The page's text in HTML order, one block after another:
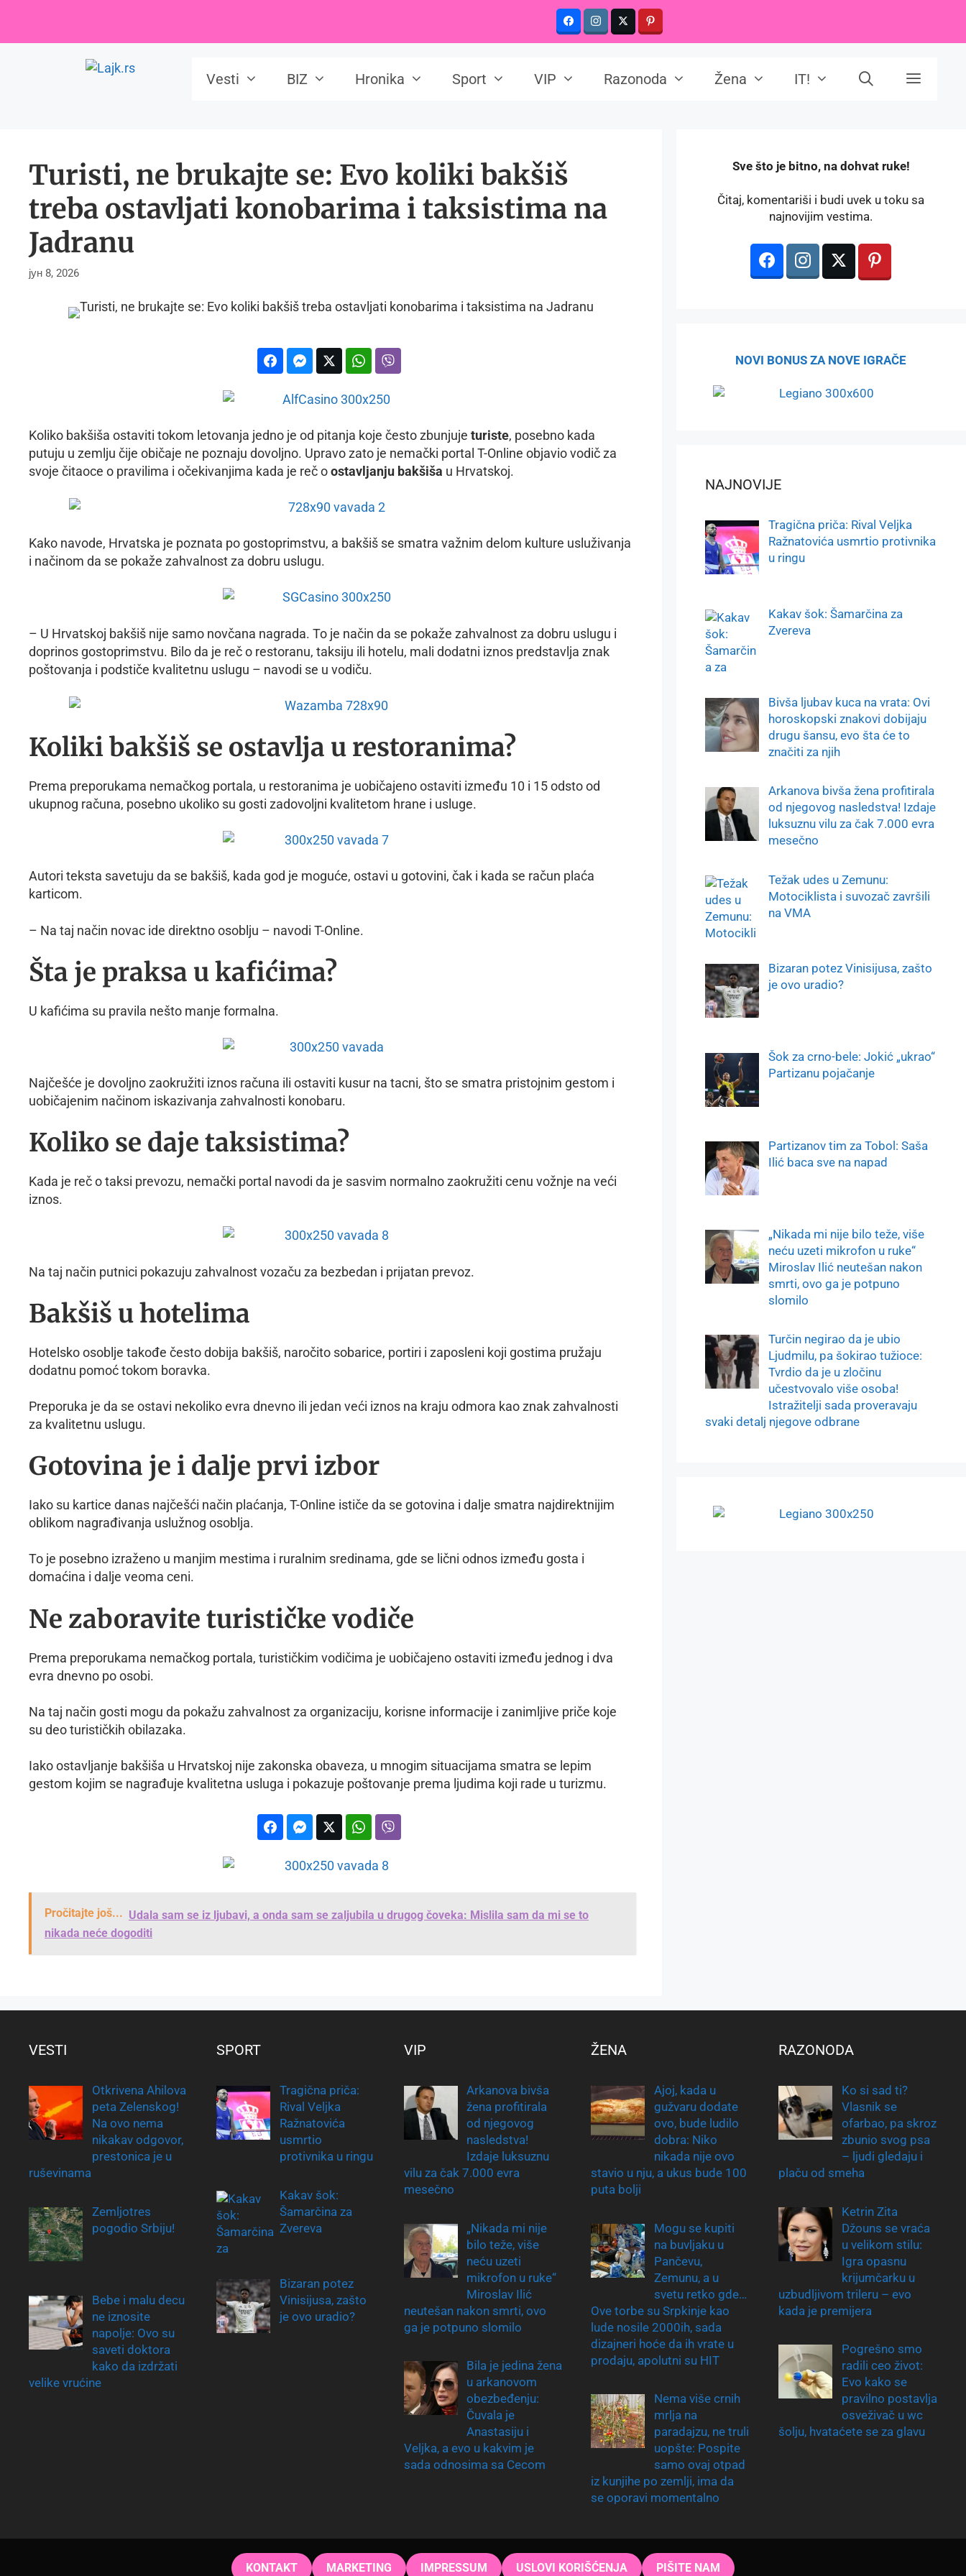
content
Vesti BIZ Hronika Sport VIP Razonoda Žena IT!
Turisti, ne brukajte se: Evo koliki bakšiš
treba ostavljati konobarima i taksistima na
Jadranu
јун 8, 2026
Koliko bakšiša ostaviti tokom letovanja jedno je od pitanja koje često zbunjuje turiste, posebno kada
putuju u zemlju čije običaje ne poznaju dovoljno. Upravo zato je nemački portal T-Online objavio vodič za
svoje čitaoce o pravilima i očekivanjima kada je reč oostavljanju bakšiša u Hrvatskoj.
Kako navode, Hrvatska je poznata po gostoprimstvu, a bakšiš se smatra važnim delom kulture usluživanja
i načinom da se pokaže zahvalnost za dobru uslugu.
– U Hrvatskoj bakšiš nije samo novčana nagrada. To je način da se pokaže zahvalnost za dobru uslugu i
doprinos gostoprimstvu. Bilo da je reč o restoranu, taksiju ili hotelu, mali dodatni iznos predstavlja znak
poštovanja i podstiče kvalitetnu uslugu – navodi se u vodiču.
Koliki bakšiš se ostavlja u restoranima?
Prema preporukama nemačkog portala, u restoranima je uobičajeno ostaviti između 10 i 15 odsto od
ukupnog računa, posebno ukoliko su gosti zadovoljni kvalitetom hrane i usluge.
Autori teksta savetuju da se bakšiš, kada god je moguće, ostavi u gotovini, čak i kada se račun plaća
karticom.
– Na taj način novac ide direktno osoblju – navodi T-Online.
Šta je praksa u kafićima?
U kafićima su pravila nešto manje formalna.
Najčešće je dovoljno zaokružiti iznos računa ili ostaviti kusur na tacni, što se smatra pristojnim gestom i
uobičajenim načinom iskazivanja zahvalnosti konobaru.
Koliko se daje taksistima?
Kada je reč o taksi prevozu, nemački portal navodi da je sasvim normalno zaokružiti cenu vožnje na veći
iznos.
Na taj način putnici pokazuju zahvalnost vozaču za bezbedan i prijatan prevoz.
Bakšiš u hotelima
Hotelsko osoblje takođe često dobija bakšiš, naročito sobarice, portiri i zaposleni koji gostima pružaju
dodatnu pomoć tokom boravka.
Preporuka je da se ostavi nekoliko evra dnevno ili jedan veći iznos na kraju odmora kao znak zahvalnosti
za kvalitetnu uslugu.
Gotovina je i dalje prvi izbor
Iako su kartice danas najčešći način plaćanja, T-Online ističe da se gotovina i dalje smatra najdirektnijim
oblikom nagrađivanja uslužnog osoblja.
To je posebno izraženo u manjim mestima i ruralnim sredinama, gde se lični odnos između gosta i
domaćina i dalje veoma ceni.
Ne zaboravite turističke vodiče
Prema preporukama nemačkog portala, turističkim vodičima je uobičajeno ostaviti između jednog i dva
evra dnevno po osobi.
Na taj način gosti mogu da pokažu zahvalnost za organizaciju, korisne informacije i zanimljive priče koje
su deo turističkih obilazaka.
Iako ostavljanje bakšiša u Hrvatskoj nije zakonska obaveza, u mnogim situacijama smatra se lepim
gestom kojim se nagrađuje kvalitetna usluga i pokazuje poštovanje prema ljudima koji rade u turizmu.
Pročitajte još... Udala sam se iz ljubavi, a onda sam se zaljubila u drugog čoveka: Mislila sam da mi se to
nikada neće dogoditi
️Sve što je bitno, na dohvat ruke!
Čitaj, komentariši i budi uvek u toku sa
najnovijim vestima.
NOVI BONUS ZA NOVE IGRAČE
NAJNOVIJE
Tragična priča: Rival Veljka
Ražnatovića usmrtio protivnika
u ringu
Kakav šok: Šamarčina za
Zvereva
Bivša ljubav kuca na vrata: Ovi
horoskopski znakovi dobijaju
drugu šansu, evo šta će to
značiti za njih
Arkanova bivša žena profitirala
od njegovog nasledstva! Izdaje
luksuznu vilu za čak 7.000 evra
mesečno
Težak udes u Zemunu:
Motociklista i suvozač završili
na VMA
Bizaran potez Vinisijusa, zašto
je ovo uradio?
Šok za crno-bele: Jokić „ukrao“
Partizanu pojačanje
Partizanov tim za Tobol: Saša
Ilić baca sve na napad
„Nikada mi nije bilo teže, više
neću uzeti mikrofon u ruke“
Miroslav Ilić neutešan nakon
smrti, ovo ga je potpuno
slomilo
Turčin negirao da je ubio
Ljudmilu, pa šokirao tužioce:
Tvrdio da je u zločinu
učestvovalo više osoba!
Istražitelji sada proveravaju
svaki detalj njegove odbrane
VESTI
Otkrivena Ahilova
peta Zelenskog!
Na ovo nema
nikakav odgovor,
prestonica je u
ruševinama
Zemljotres
pogodio Srbiju!
Bebe i malu decu
ne iznosite
napolje: Ovo su
saveti doktora
kako da izdržati
velike vrućine
SPORT
Tragična priča:
Rival Veljka
Ražnatovića
usmrtio
protivnika u ringu
Kakav šok:
Šamarčina za
Zvereva
Bizaran potez
Vinisijusa, zašto
je ovo uradio?
VIP
Arkanova bivša
žena profitirala
od njegovog
nasledstva!
Izdaje luksuznu
vilu za čak 7.000 evra
mesečno
„Nikada mi nije
bilo teže, više
neću uzeti
mikrofon u ruke“
Miroslav Ilić
neutešan nakon smrti, ovo
ga je potpuno slomilo
Bila je jedina žena
u arkanovom
obezbeđenju:
Čuvala je
Anastasiju i
Veljka, a evo u kakvim je
sada odnosima sa Cecom
ŽENA
Ajoj, kada u
gužvaru dodate
ovo, bude ludilo
dobra: Niko
nikada nije ovo
stavio u nju, a ukus bude 100
puta bolji
Mogu se kupiti
na buvljaku u
Pančevu,
Zemunu, a u
svetu retko gde…
Ove torbe su Srpkinje kao
lude nosile 2000ih, sada
dizajneri hoće da ih vrate u
prodaju, apolutni su HIT
Nema više crnih
mrlja na
paradajzu, ne truli
uopšte: Pospite
samo ovaj otpad
iz kunjihe po zemlji, ima da
se oporavi momentalno
RAZONODA
Ko si sad ti?
Vlasnik se
ofarbao, pa skroz
zbunio svog psa
– ljudi gledaju i
plaču od smeha
Ketrin Zita
Džouns se vraća
u velikom stilu:
Igra opasnu
krijumčarku u
uzbudljivom trileru – evo
kada je premijera
Pogrešno smo
radili ceo život:
Evo kako se
pravilno postavlja
osveživač u wc
šolju, hvataćete se za glavu
KONTAKT MARKETING IMPRESSUM USLOVI KORIŠĆENJA PIŠITE NAM